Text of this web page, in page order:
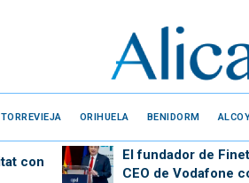
TORREVIEJA ORIHUELA BENIDORM
con
El fundador de
CEO de Vodafone